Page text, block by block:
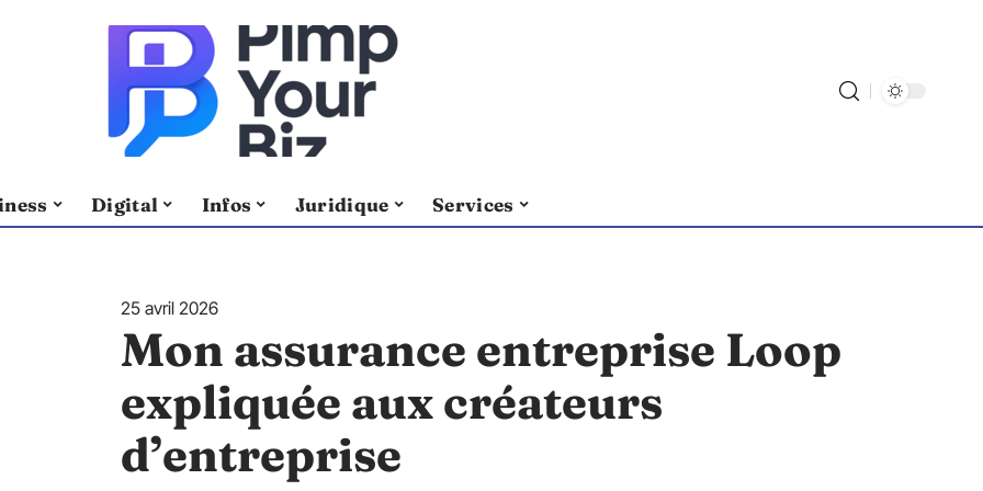
Digital Infos Juridique Services
25 avril 2026
Mon assurance entreprise Loop
expliquée aux créateurs
d’entreprise